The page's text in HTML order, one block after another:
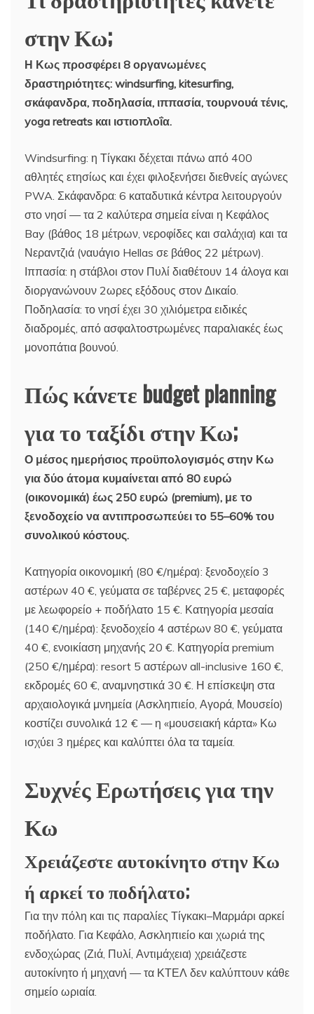
στην Κω;
Η Κως προσφέρει 8 οργανωμένες
δραστηριότητες: windsurfing, kitesurfing,
σκάφανδρα, ποδηλασία, ιππασία, τουρνουά τένις,
yoga retreats και ιστιοπλοΐα.
Windsurfing: η Τίγκακι δέχεται πάνω από 400
αθλητές ετησίως και έχει φιλοξενήσει διεθνείς αγώνες
PWA. Σκάφανδρα: 6 καταδυτικά κέντρα λειτουργούν
στο νησί — τα 2 καλύτερα σημεία είναι η Κεφάλος
Bay (βάθος 18 μέτρων, νεροφίδες και σαλάχια) και τα
Νεραντζιά (ναυάγιο Hellas σε βάθος 22 μέτρων).
Ιππασία: η στάβλοι στον Πυλί διαθέτουν 14 άλογα και
διοργανώνουν 2ωρες εξόδους στον Δικαίο.
Ποδηλασία: το νησί έχει 30 χιλιόμετρα ειδικές
διαδρομές, από ασφαλτοστρωμένες παραλιακές έως
μονοπάτια βουνού.
Πώς κάνετε budget planning
για το ταξίδι στην Κω;
Ο μέσος ημερήσιος προϋπολογισμός στην Κω
για δύο άτομα κυμαίνεται από 80 ευρώ
(οικονομικά) έως 250 ευρώ (premium), με το
ξενοδοχείο να αντιπροσωπεύει το 55–60% του
συνολικού κόστους.
Κατηγορία οικονομική (80 €/ημέρα): ξενοδοχείο 3
αστέρων 40 €, γεύματα σε ταβέρνες 25 €, μεταφορές
με λεωφορείο + ποδήλατο 15 €. Κατηγορία μεσαία
(140 €/ημέρα): ξενοδοχείο 4 αστέρων 80 €, γεύματα
40 €, ενοικίαση μηχανής 20 €. Κατηγορία premium
(250 €/ημέρα): resort 5 αστέρων all-inclusive 160 €,
εκδρομές 60 €, αναμνηστικά 30 €. Η επίσκεψη στα
αρχαιολογικά μνημεία (Ασκληπιείο, Αγορά, Μουσείο)
κοστίζει συνολικά 12 € — η «μουσειακή κάρτα» Κω
ισχύει 3 ημέρες και καλύπτει όλα τα ταμεία.
Συχνές Ερωτήσεις για την
Κω
Χρειάζεστε αυτοκίνητο στην Κω
ή αρκεί το ποδήλατο;
Για την πόλη και τις παραλίες Τίγκακι–Μαρμάρι αρκεί
ποδήλατο. Για Κεφάλο, Ασκληπιείο και χωριά της
ενδοχώρας (Ζιά, Πυλί, Αντιμάχεια) χρειάζεστε
αυτοκίνητο ή μηχανή — τα ΚΤΕΛ δεν καλύπτουν κάθε
σημείο ωριαία.